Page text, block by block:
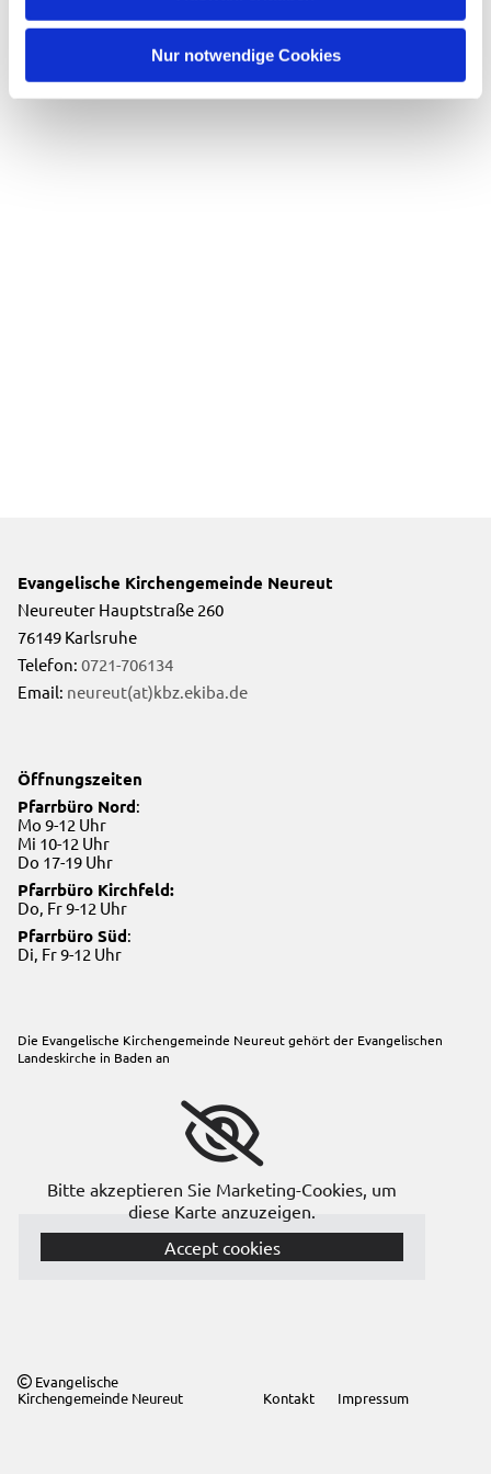
Nur notwendige Cookies
Evangelische Kirchengemeinde Neureut
Neureuter Hauptstraße 260
76149 Karlsruhe
Telefon: 0721-706134
Email: neureut(at)kbz.ekiba.de
Öffnungszeiten
Pfarrbüro Nord:
Mo 9-12 Uhr
Mi 10-12 Uhr
Do 17-19 Uhr
Pfarrbüro Kirchfeld:
Do, Fr 9-12 Uhr
Pfarrbüro Süd:
Di, Fr 9-12 Uhr
Die Evangelische Kirchengemeinde Neureut gehört der Evangelischen
Landeskirche in Baden an
Bitte akzeptieren Sie Marketing-Cookies, um
diese Karte anzuzeigen.
Accept cookies
 Evangelische
Kirchengemeinde Neureut
Kontakt Impressum